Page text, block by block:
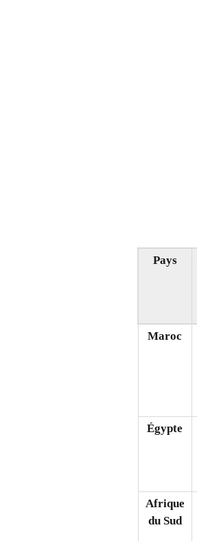
Pays
Maroc
Égypte
Afrique
du Sud